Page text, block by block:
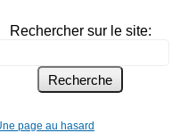
Rechercher sur le site:
page au hasard